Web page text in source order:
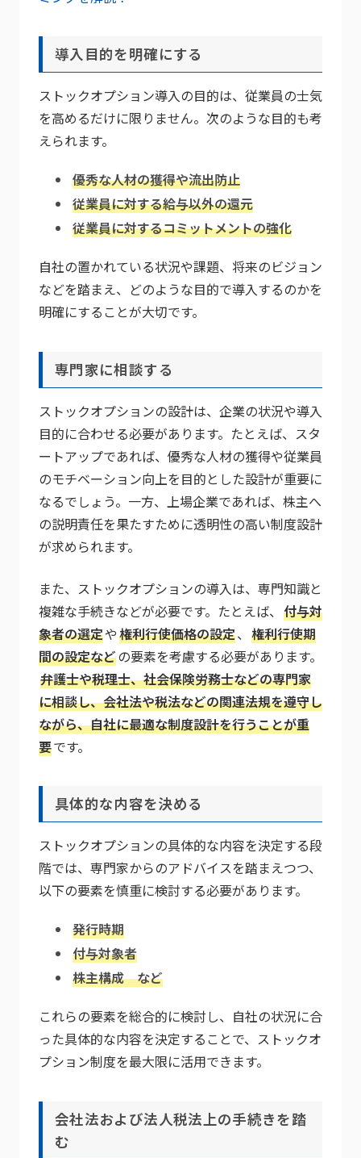
導入目的を明確にする
ストックオプション導入の目的は、従業員の士気
を高めるだけに限りません。次のような目的も考
えられます。
優秀な人材の獲得や流出防止
従業員に対する給与以外の還元
従業員に対するコミットメントの強化
自社の置かれている状況や課題、将来のビジョン
などを踏まえ、どのような目的で導入するのかを
明確にすることが大切です。
専門家に相談する
ストックオプションの設計は、企業の状況や導入
目的に合わせる必要があります。たとえば、スタ
ートアップであれば、優秀な人材の獲得や従業員
のモチベーション向上を目的とした設計が重要に
なるでしょう。一方、上場企業であれば、株主へ
の説明責任を果たすために透明性の高い制度設計
が求められます。
また、ストックオプションの導入は、専門知識と
複雑な手続きなどが必要です。たとえば、 付与対
象者の選定や権利行使価格の設定、 権利行使期
間の設定などの要素を考慮する必要があります。
弁護士や税理士、社会保険労務士などの専門家
に相談し、会社法や税法などの関連法規を遵守し
ながら、自社に最適な制度設計を行うことが重
要です。
具体的な内容を決める
ストックオプションの具体的な内容を決定する段
階では、専門家からのアドバイスを踏まえつつ、
以下の要素を慎重に検討する必要があります。
発行時期
付与対象者
株主構成 など
これらの要素を総合的に検討し、自社の状況に合
った具体的な内容を決定することで、ストックオ
プション制度を最大限に活用できます。
会社法および法人税法上の手続きを踏
む